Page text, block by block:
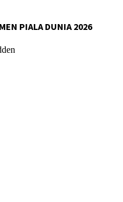
PIALA DUNIA 2026